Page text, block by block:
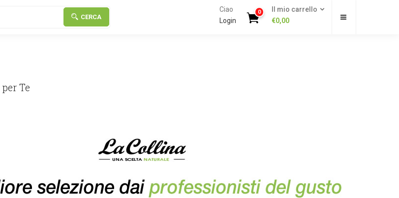
CERCA
Ciao
Login
0
Il mio carrello
€0,00
per Te